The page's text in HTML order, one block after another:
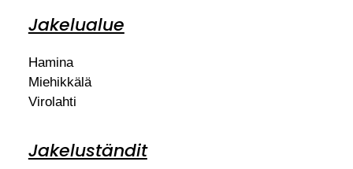
Jakelualue
Hamina
Miehikkälä
Virolahti
Jakeluständit